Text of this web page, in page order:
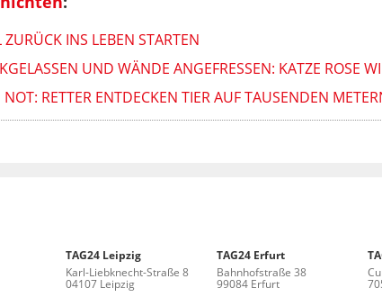
INS LEBEN STARTEN
UND WÄNDE ANGEFRESSEN: KATZE ROSE
RETTER ENTDECKEN TIER AUF TAUSENDEN
TAG24 Leipzig
Karl-Liebknecht-Straße 8
04107 Leipzig
TAG24 Erfurt
Bahnhofstraße 38
99084 Erfurt